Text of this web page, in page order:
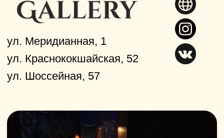
Gallery — создайте незабываемые
воспоминания!
Для организации мальчишника или
девичника идеальным выбором станет
одно из заведений сети. Здесь
а также подарки и скидки для их друзей.
1st Gallery — сеть ресторанов в Казани,